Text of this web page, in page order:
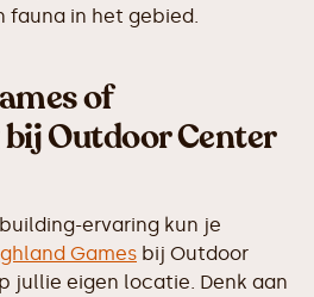
fauna in het gebied.
of
Outdoor Center
ervaring kun je
Games bij Outdoor
jullie eigen locatie. Denk aan